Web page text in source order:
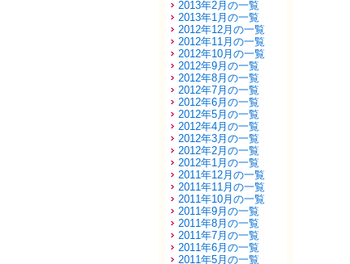
2013年2月の一覧
2013年1月の一覧
2012年12月の一覧
2012年11月の一覧
2012年10月の一覧
2012年9月の一覧
2012年8月の一覧
2012年7月の一覧
2012年6月の一覧
2012年5月の一覧
2012年4月の一覧
2012年3月の一覧
2012年2月の一覧
2012年1月の一覧
2011年12月の一覧
2011年11月の一覧
2011年10月の一覧
2011年9月の一覧
2011年8月の一覧
2011年7月の一覧
2011年6月の一覧
2011年5月の一覧